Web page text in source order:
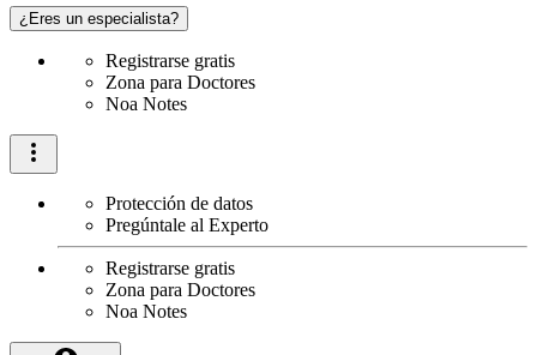
¿Eres un especialista?
Registrarse gratis
Zona para Doctores
Noa Notes
Protección de datos
Pregúntale al Experto
Registrarse gratis
Zona para Doctores
Noa Notes